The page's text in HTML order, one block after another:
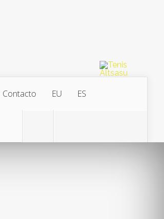
Contacto EU ES